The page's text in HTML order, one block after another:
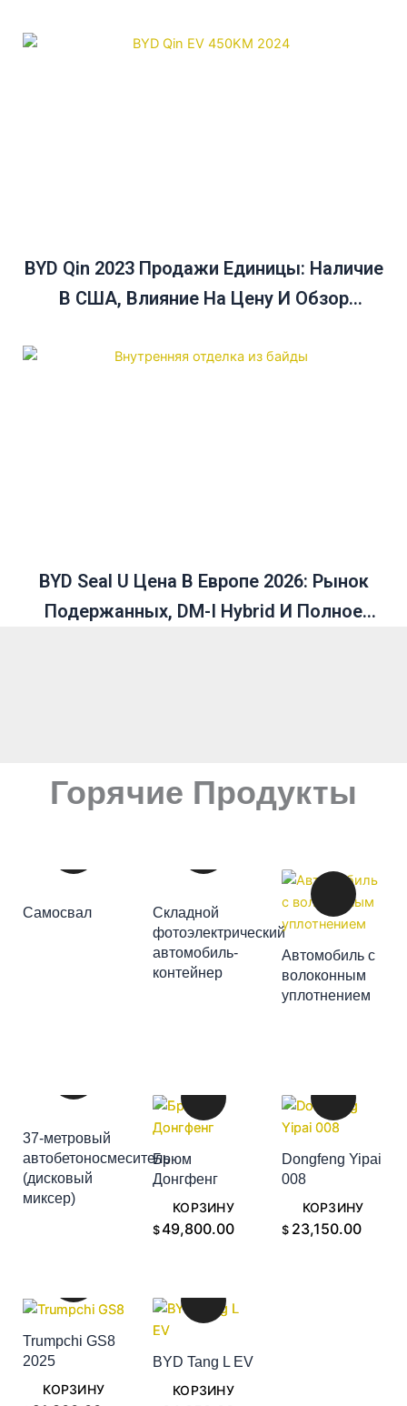
BYD Qin 2023 Продажи Единицы: Наличие
В США, Влияние На Цену И Обзор
BYD Seal U Цена В Европе 2026: Рынок
Подержанных, DM-I Hybrid И Полное
Горячие Продукты
Самосвал
КОРЗИНУ
Складной
фотоэлектрический
автомобиль-
контейнер
ДОБАВИТЬ В
КОРЗИНУ
Автомобиль с
волоконным
уплотнением
ДОБАВИТЬ В
КОРЗИНУ
37-метровый
автобетоносмеситель
(дисковый
миксер)
ДОБАВИТЬ В
КОРЗИНУ
Брюм
Донгфенг
$49,800.00
ДОБАВИТЬ В
КОРЗИНУ
Dongfeng Yipai
008
$ 23,150.00
ДОБАВИТЬ В
КОРЗИНУ
Trumpchi GS8
2025
ДОБАВИТЬ В
КОРЗИНУ
BYD Tang L EV
ДОБАВИТЬ В
КОРЗИНУ